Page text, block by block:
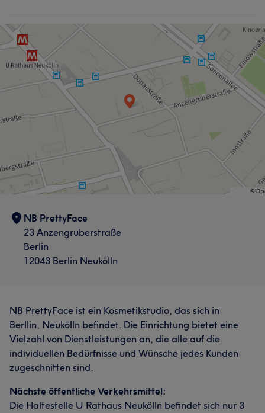
NB PrettyFace
23 Anzengruberstraße
Berlin
12043 Berlin Neukölln
NB PrettyFace ist ein Kosmetikstudio, das sich in
Berllin, Neukölln befindet. Die Einrichtung bietet eine
Vielzahl von Dienstleistungen an, die alle auf die
individuellen Bedürfnisse und Wünsche jedes Kunden
zugeschnitten sind.
Nächste öffentliche Verkehrsmittel:
Die Haltestelle U Rathaus Neukölln befindet sich nur 3